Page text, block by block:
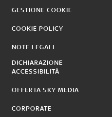
GESTIONE COOKIE
COOKIE POLICY
NOTE LEGALI
DICHIARAZIONE
ACCESSIBILITÀ
OFFERTA SKY MEDIA
CORPORATE